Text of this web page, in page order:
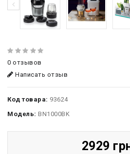
0 отзывов
Написать отзыв
Код товара: 93624
Модель: BN1000BK
2929